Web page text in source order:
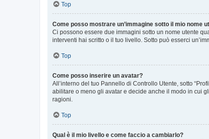
Top
Come posso mostrare un’immagine sotto il mio nome
Ci possono essere due immagini sotto un nome utente
interventi hai scritto o il tuo livello. Sotto può esserci
Top
Come posso inserire un avatar?
All’interno del tuo Pannello di Controllo Utente, sotto
abilitare o meno gli avatar e decide anche il modo in cui
ragioni.
Top
Qual è il mio livello e come faccio a cambiarlo?